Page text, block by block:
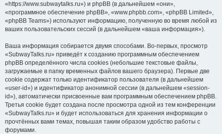
«https://www.subwaytalks.ru») и phpBB (в дальнейшем «они»,
«программное обеспечение phpBB», «www.phpbb.com», «phpBB Limited»,
«phpBB Teams») используют информацию, полученную во время любой из
ваших пользовательских сессий (в дальнейшем «ваша информация»).
Ваша информация собирается двумя способами. Во-первых, просмотр
«SubwayTalks.ru» приведёт к созданию программным обеспечением
phpBB определённого числа cookies (небольшие текстовые файлы,
загружаемые в папку временных файлов вашего браузера). Первые две
cookie содержат только идентификатор пользователя (в дальнейшем
«user-id») и идентификатор анонимной сессии (в дальнейшем «session-
id»), автоматически присвоенные вам программным обеспечением phpBB.
Третья cookie будет создана после просмотра одной из тем конференции
«SubwayTalks.ru» и будет использоваться для хранения информации о
прочтённых вами темах, повышая таким образом удобство работы с
форумами.